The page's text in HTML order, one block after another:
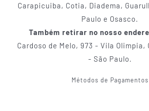
Carapicuiba, Cotia, Diadema,
Paulo e Osasco.
Também retirar no nosso
Cardoso de Melo, 973 - Vila Olimpia,
- São Paulo.
Métodos de Pagamentos